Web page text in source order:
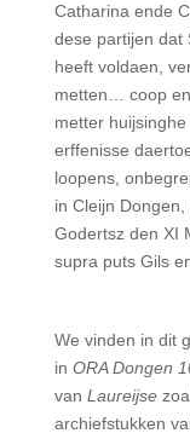
Catharina ende
dese partijen dat
heeft voldaen,
metten… coop
metter
erffenisse
loopens,
in Cleijn
Godertsz den XI
supra puts Gils
We vinden in dit
in ORA Dongen
van Laureijse
archiefstukken